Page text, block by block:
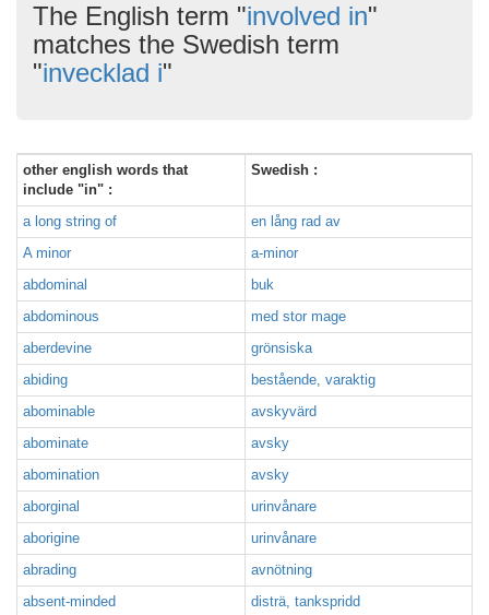
The English term "involved in"
matches the Swedish term
"invecklad i"
other english words that
include "in" :
Swedish :
a long string of
en lång rad av
A minor
a-minor
abdominal
buk
abdominous
med stor mage
aberdevine
grönsiska
abiding
bestående, varaktig
abominable
avskyvärd
abominate
avsky
abomination
avsky
aborginal
urinvånare
aborigine
urinvånare
abrading
avnötning
absent-minded
disträ, tankspridd